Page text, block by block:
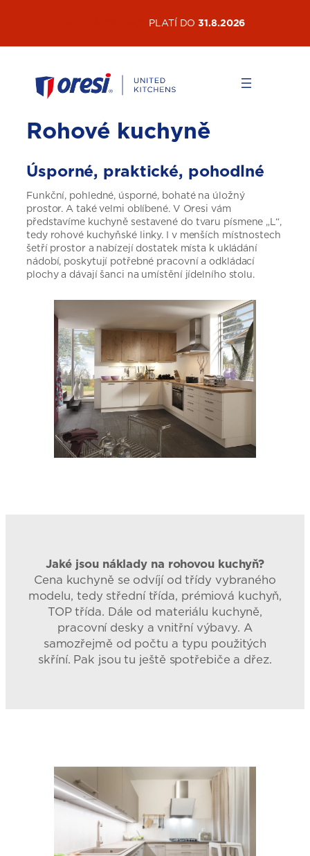
PLATÍ DO31.8.2026
Rohové kuchyně
Úsporné, praktické, pohodlné
Funkční, pohledné, úsporné, bohaté na úložný
prostor. A také velmi oblíbené. V Oresi vám
představíme kuchyně sestavené do tvaru písmene „L“,
tedy rohové kuchyňské linky. I v menších místnostech
šetří prostor a nabízejí dostatek místa k ukládání
nádobí, poskytují potřebné pracovní a odkládací
plochy a dávají šanci na umístění jídelního stolu.
Jaké jsou náklady na rohovou kuchyň?
Cena kuchyně se odvíjí od třídy vybraného
modelu, tedy střední třída, prémiová kuchyň,
TOP třída. Dále od materiálu kuchyně,
pracovní desky a vnitřní výbavy. A
samozřejmě od počtu a typu použitých
skříní. Pak jsou tu ještě spotřebiče a dřez.